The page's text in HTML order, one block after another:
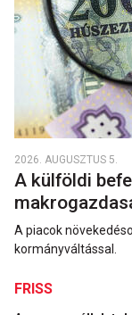
2026. AUGUSZTUS 5.
A külföldi
A piacok
kormányváltással.
FRISS